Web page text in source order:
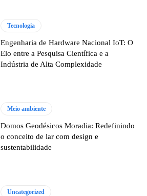
Tecnologia
Engenharia de Hardware Nacional IoT: O
Elo entre a Pesquisa Científica e a
Indústria de Alta Complexidade
Meio ambiente
Domos Geodésicos Moradia: Redefinindo
o conceito de lar com design e
sustentabilidade
Uncategorized